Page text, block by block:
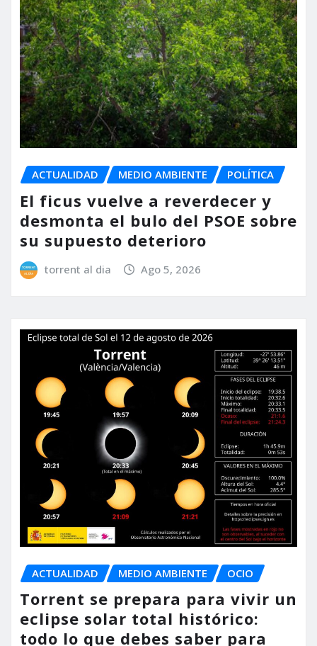
ACTUALIDAD MEDIO AMBIENTE POLÍTICA
El ficus vuelve a reverdecer y
desmonta el bulo del PSOE sobre
su supuesto deterioro
torrent al dia Ago 5, 2026
ACTUALIDAD MEDIO AMBIENTE OCIO
Torrent se prepara para vivir un
eclipse solar total histórico:
todo lo que debes saber para